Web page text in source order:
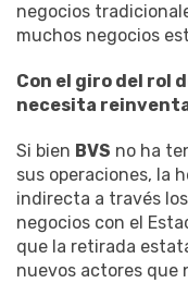
negocios
muchos negocios
Con el giro del rol
necesita
Si bien BVS no ha
sus operaciones, la
indirecta a través
negocios con el
que la retirada
nuevos actores que